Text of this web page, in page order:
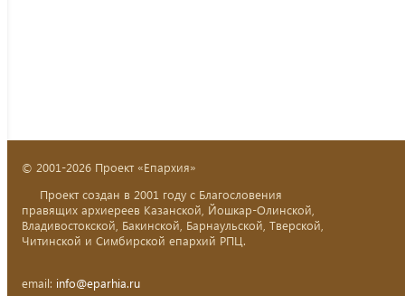
© 2001-2026 Проект «Епархия»
Проект создан в 2001 году с Благословения
правящих архиереев Казанской, Йошкар-Олинской,
Владивостокской, Бакинской, Барнаульской, Тверской,
Читинской и Симбирской епархий РПЦ.
email: info@eparhia.ru